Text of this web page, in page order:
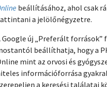
beállításához, ahol csak
a jelölőnégyzetre.
Google új „Preferált források”
beállíthatja, hogy a
mint az orvosi és
információforrása
a keresési találatai